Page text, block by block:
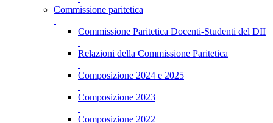
Commissione paritetica
Commissione Paritetica Docenti-Studenti del DII
Relazioni della Commissione Paritetica
Composizione 2024 e 2025
Composizione 2023
Composizione 2022